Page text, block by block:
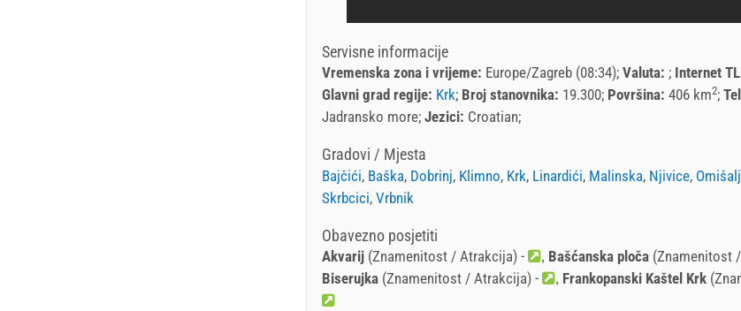
Servisne informacije
Vremenska zona i vrijeme: Europe/Zagreb (08:34) Valuta: Internet
Glavni grad regije: Krk Broj stanovnika: 19.300 Površina: 406 km2
Jadransko more Jezici: Croatian
Gradovi / Mjesta
Bajčići, Baška, Dobrinj, Klimno, Krk, Linardići, Malinska, Njivice, Omišalj
Skrbcici, Vrbnik
Obavezno posjetiti
Akvarij (Znamenitost / Atrakcija) - Bašćanska ploča (Znamenitost
Biserujka (Znamenitost / Atrakcija) - Frankopanski Kaštel Krk